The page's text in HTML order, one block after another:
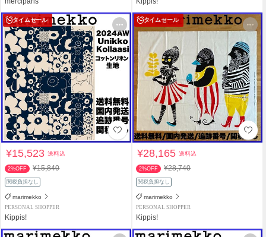
タイムセール
¥15,523送料込
2%OFF ¥15,840
関税負担なし
marimekko
PERSONAL SHOPPER
Kippis!
タイムセール
¥28,165送料込
2%OFF ¥28,740
関税負担なし
marimekko
PERSONAL SHOPPER
Kippis!